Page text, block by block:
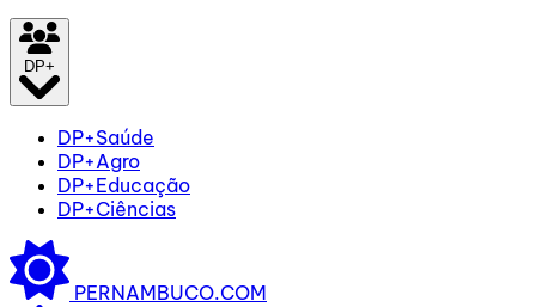
DP+
DP+Saúde
DP+Agro
DP+Educação
DP+Ciências
PERNAMBUCO.COM